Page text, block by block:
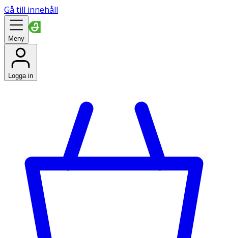
Gå till innehåll
Meny
Logga in